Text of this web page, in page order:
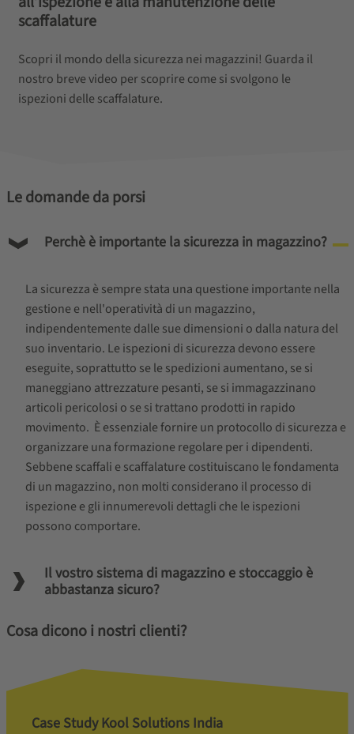
scaffalature
Scopri il mondo della sicurezza nei magazzini! Guarda il
nostro breve video per scoprire come si svolgono le
ispezioni delle scaffalature.
Le domande da porsi
Perchè è importante la sicurezza in magazzino?
La sicurezza è sempre stata una questione importante nella
gestione e nell'operatività di un magazzino,
indipendentemente dalle sue dimensioni o dalla natura del
suo inventario. Le ispezioni di sicurezza devono essere
eseguite, soprattutto se le spedizioni aumentano, se si
maneggiano attrezzature pesanti, se si immagazzinano
articoli pericolosi o se si trattano prodotti in rapido
movimento. È essenziale fornire un protocollo di sicurezza e
organizzare una formazione regolare per i dipendenti.
Sebbene scaffali e scaffalature costituiscano le fondamenta
di un magazzino, non molti considerano il processo di
ispezione e gli innumerevoli dettagli che le ispezioni
possono comportare.
Il vostro sistema di magazzino e stoccaggio è
abbastanza sicuro?
Cosa dicono i nostri clienti?
Case Study Kool Solutions India